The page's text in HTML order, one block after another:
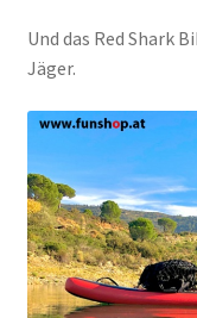
Und das Red Shark
Jäger.